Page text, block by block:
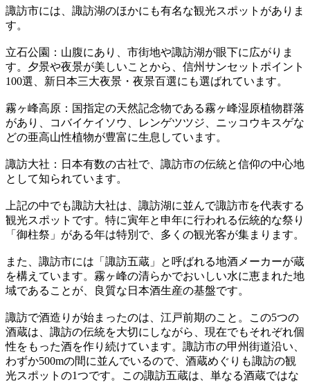
諏訪市には、諏訪湖のほかにも有名な観光スポットがありま
す。
立石公園：山腹にあり、市街地や諏訪湖が眼下に広がりま
す。夕景や夜景が美しいことから、信州サンセットポイント
100選、新日本三大夜景・夜景百選にも選ばれています。
霧ヶ峰高原：国指定の天然記念物である霧ヶ峰湿原植物群落
があり、コバイケイソウ、レンゲツツジ、ニッコウキスゲな
どの亜高山性植物が豊富に生息しています。
諏訪大社：日本有数の古社で、諏訪市の伝統と信仰の中心地
として知られています。
上記の中でも諏訪大社は、諏訪湖に並んで諏訪市を代表する
観光スポットです。特に寅年と申年に行われる伝統的な祭り
「御柱祭」がある年は特別で、多くの観光客が集まります。
また、諏訪市には「諏訪五蔵」と呼ばれる地酒メーカーが蔵
を構えています。霧ヶ峰の清らかでおいしい水に恵まれた地
域であることが、良質な日本酒生産の基盤です。
諏訪で酒造りが始まったのは、江戸前期のこと。この5つの
酒蔵は、諏訪の伝統を大切にしながら、現在でもそれぞれ個
性をもった酒を作り続けています。諏訪市の甲州街道沿い、
わずか500mの間に並んでいるので、酒蔵めぐりも諏訪の観
光スポットの1つです。この諏訪五蔵は、単なる酒蔵ではな